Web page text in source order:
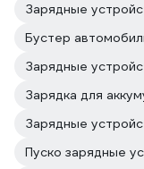
Зарядные
Бустер
Зарядные
Зарядка для
Зарядные
Пуско зарядные